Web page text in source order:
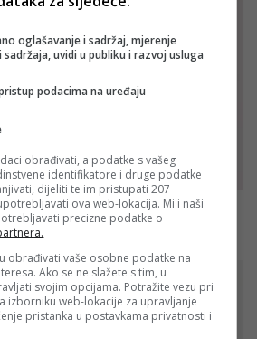
oglašavanje i sadržaj, mjerenje
sadržaja, uvidi u publiku i razvoj usluga
podacima na uređaju
obrađivati, a podatke s vašeg
identifikatore i druge podatke
dijeliti te im pristupati 207
ova web-lokacija. Mi i naši
precizne podatke o
obrađivati vaše osobne podatke na
Ako se ne slažete s tim, u
svojim opcijama. Potražite vezu pri
izborniku web-lokacije za upravljanje
pristanka u postavkama privatnosti i